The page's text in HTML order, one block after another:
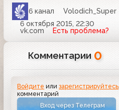
6 канал Volodich_Super
6 октября 2015, 22:30
vk.com
Есть проблема?
Комментарии 0
Войдите илизарегистрируйтесь
комментарий
Вход через Телеграм